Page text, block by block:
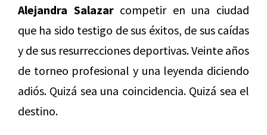
Alejandra Salazarcompetir en una ciudad
que ha sido testigo de sus éxitos, de sus caídas
y de sus resurrecciones deportivas. Veinte años
de torneo profesional y una leyenda diciendo
adiós. Quizá sea una coincidencia. Quizá sea el
destino.